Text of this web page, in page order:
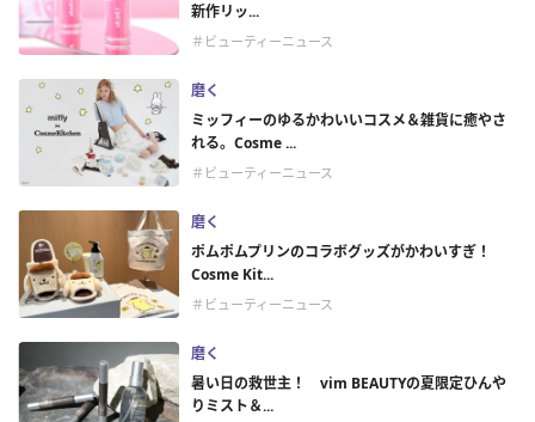
新作リッ...
＃ビューティーニュース
磨く
ミッフィーのゆるかわいいコスメ＆雑貨に癒やさ
れる。Cosme ...
＃ビューティーニュース
磨く
ポムポムプリンのコラボグッズがかわいすぎ！
Cosme Kit...
＃ビューティーニュース
磨く
暑い日の救世主！ vim BEAUTYの夏限定ひんや
りミスト＆...